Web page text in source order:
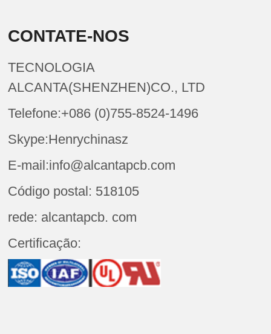
CONTATE-NOS
TECNOLOGIA
ALCANTA(SHENZHEN)CO., LTD
Telefone:+086 (0)755-8524-1496
Skype:Henrychinasz
E-mail:info@alcantapcb.com
Código postal: 518105
rede: alcantapcb. com
Certificação: